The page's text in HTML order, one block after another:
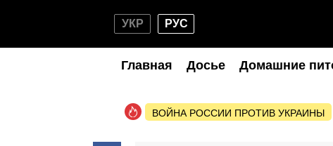
УКР РУС
Главная Досье Домашние
ВОЙНА РОССИИ ПРОТИВ УКРАИНЫ